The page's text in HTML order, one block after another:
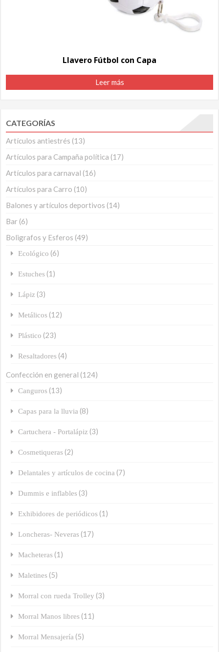
Llavero Fútbol con Capa
Leer más
CATEGORÍAS
Artículos antiestrés (13)
Artículos para Campaña política (17)
Artículos para carnaval (16)
Artículos para Carro (10)
Balones y artículos deportivos (14)
Bar (6)
Boligrafos y Esferos (49)
Ecológico (6)
Estuches (1)
Lápiz (3)
Metálicos (12)
Plástico (23)
Resaltadores (4)
Confección en general (124)
Canguros (13)
Capas para la lluvia (8)
Cartuchera - Portalápiz (3)
Cosmetiqueras (2)
Delantales y artículos de cocina (7)
Dummis e inflables (3)
Exhibidores de periódicos (1)
Loncheras- Neveras (17)
Macheteras (1)
Maletines (5)
Morral con rueda Trolley (3)
Morral Manos libres (11)
Morral Mensajería (5)